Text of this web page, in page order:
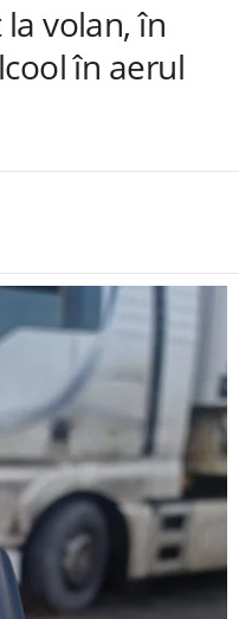
volan, în
în aerul